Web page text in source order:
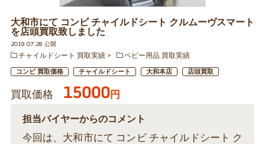
大和市にて コンビ チャイルドシート クルムーヴスマート
を店頭買取致しました
2019.07.28 公開
チャイルドシート 買取実績
ベビー用品 買取実績
コンビ 買取価格 チャイルドシート 大和本店 店頭買取
買取価格 15000円
担当バイヤーからのコメント
今回は、大和市にて コンビ チャイルドシート ク